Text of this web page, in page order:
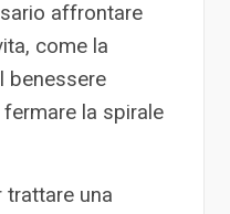
affrontare
come la
benessere
la spirale
trattare una